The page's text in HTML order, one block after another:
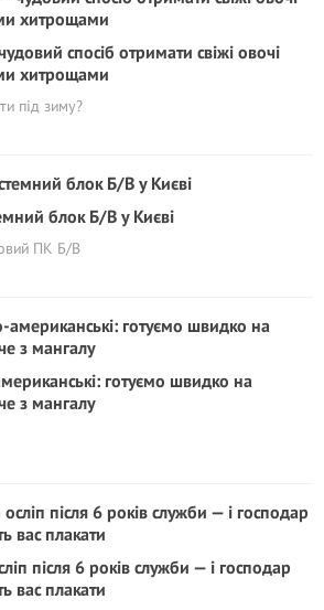
спосіб отримати свіжі овочі
хитрощами
під зиму?
блок Б/В у Києві
ПК Б/В
готуємо швидко на
з мангалу
після 6 років служби — і господар
вас плакати